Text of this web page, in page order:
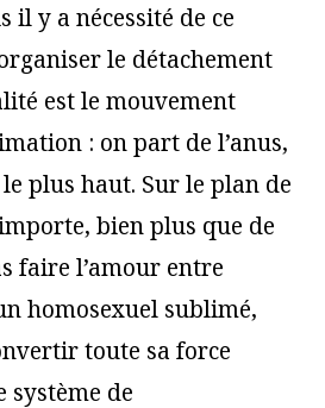
il y a nécessité de ce
le détachement
est le mouvement
: on part de l’anus,
plus haut. Sur le plan de
bien plus que de
faire l’amour entre
homosexuel sublimé,
toute sa force
de